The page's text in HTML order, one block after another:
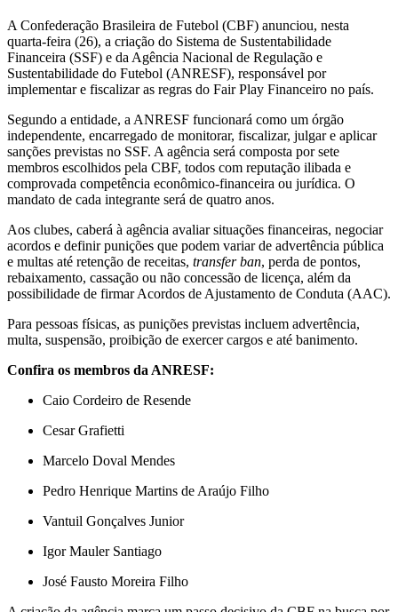
A Confederação Brasileira de Futebol (CBF) anunciou, nesta
quarta-feira (26), a criação do Sistema de Sustentabilidade
Financeira (SSF) e da Agência Nacional de Regulação e
Sustentabilidade do Futebol (ANRESF), responsável por
implementar e fiscalizar as regras do Fair Play Financeiro no país.
Segundo a entidade, a ANRESF funcionará como um órgão
independente, encarregado de monitorar, fiscalizar, julgar e aplicar
sanções previstas no SSF. A agência será composta por sete
membros escolhidos pela CBF, todos com reputação ilibada e
comprovada competência econômico-financeira ou jurídica. O
mandato de cada integrante será de quatro anos.
Aos clubes, caberá à agência avaliar situações financeiras, negociar
acordos e definir punições que podem variar de advertência pública
e multas até retenção de receitas, transfer ban, perda de pontos,
rebaixamento, cassação ou não concessão de licença, além da
possibilidade de firmar Acordos de Ajustamento de Conduta (AAC).
Para pessoas físicas, as punições previstas incluem advertência,
multa, suspensão, proibição de exercer cargos e até banimento.
Confira os membros da ANRESF:
Caio Cordeiro de Resende
Cesar Grafietti
Marcelo Doval Mendes
Pedro Henrique Martins de Araújo Filho
Vantuil Gonçalves Junior
Igor Mauler Santiago
José Fausto Moreira Filho